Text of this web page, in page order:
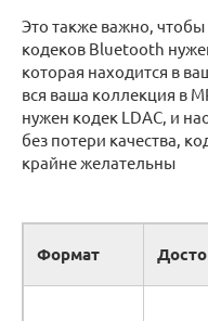
Это также важно,
кодеков Bluetooth
которая находится в
вся ваша коллекция в
нужен кодек LDAC, и
без потери качества,
крайне желательны
Формат